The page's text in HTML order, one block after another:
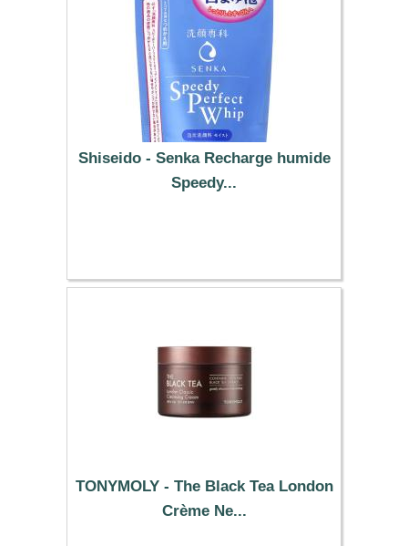
Shiseido - Senka Recharge humide
Speedy...
TONYMOLY - The Black Tea London
Crème Ne...